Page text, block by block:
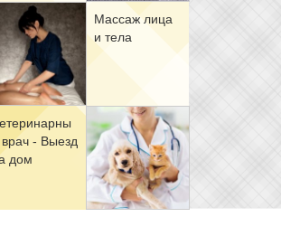
Мас­саж ли­ца
и те­ла
врач - Вы­езд
дом